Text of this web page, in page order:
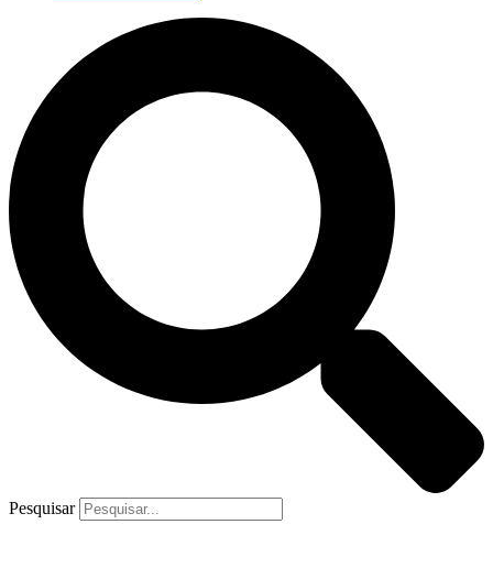
Pesquisar